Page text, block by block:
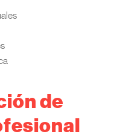
de